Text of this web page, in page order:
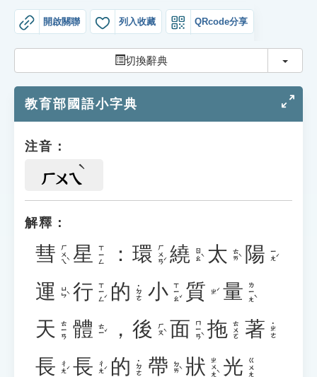
教學應用
貓頭鷹博士
開啟關聯 列入收藏 QRcode分享
切換辭典 切換
教育部國語小字典
注音：
ㄏㄨㄟ
解釋：
彗 ㄏㄨㄟˋ 星 ㄒㄧㄥ ： 環 ㄏㄨㄢˊ 繞 ㄖㄠˋ 太 ㄊㄞˋ 陽 ㄧㄤˊ
運 ㄩㄣˋ 行 ㄒㄧㄥˊ 的 ˙ㄉㄜ 小 ㄒㄧㄠˇ 質 ㄓˊ 量 ㄌㄧㄤˋ
天 ㄊㄧㄢ 體 ㄊㄧˇ ， 後 ㄏㄡˋ 面 ㄇㄧㄢˋ 拖 ㄊㄨㄛ 著 ˙ㄓㄜ
長 ㄔㄤˊ 長 ㄔㄤˊ 的 ˙ㄉㄜ 帶 ㄉㄞˋ 狀 ㄓㄨㄤˋ 光 ㄍㄨㄤ